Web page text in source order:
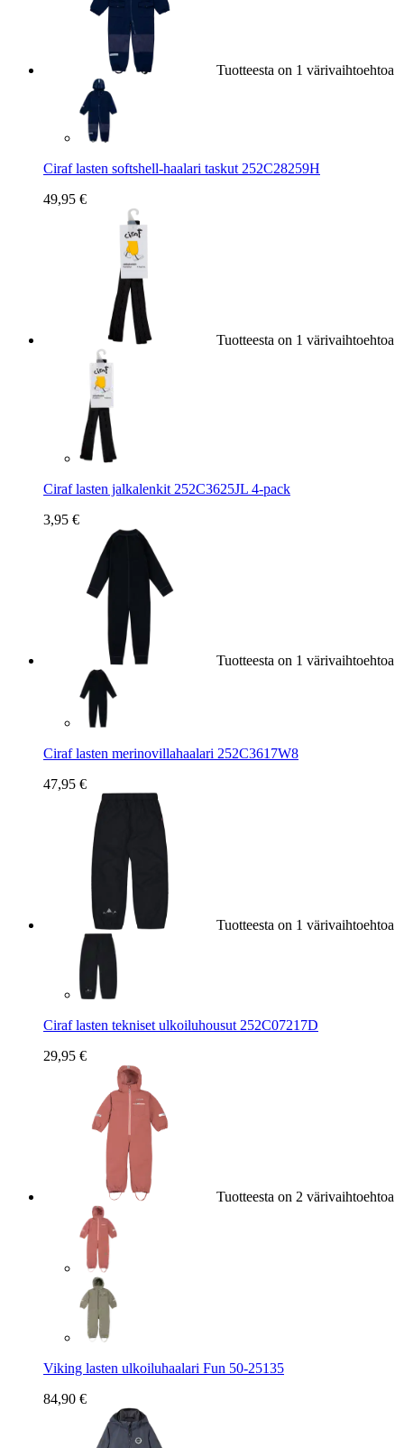
Tuotteesta on 1 värivaihtoehtoa
Ciraf lasten softshell-haalari taskut 252C28259H
49,95 €
Tuotteesta on 1 värivaihtoehtoa
Ciraf lasten jalkalenkit 252C3625JL 4-pack
3,95 €
Tuotteesta on 1 värivaihtoehtoa
Ciraf lasten merinovillahaalari 252C3617W8
47,95 €
Tuotteesta on 1 värivaihtoehtoa
Ciraf lasten tekniset ulkoiluhousut 252C07217D
29,95 €
Tuotteesta on 2 värivaihtoehtoa
Viking lasten ulkoiluhaalari Fun 50-25135
84,90 €